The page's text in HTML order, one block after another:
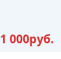
1 000руб.